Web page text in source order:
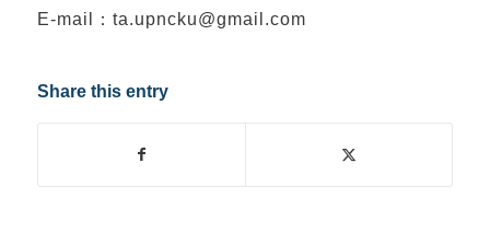
E-mail：ta.upncku@gmail.com
Share this entry